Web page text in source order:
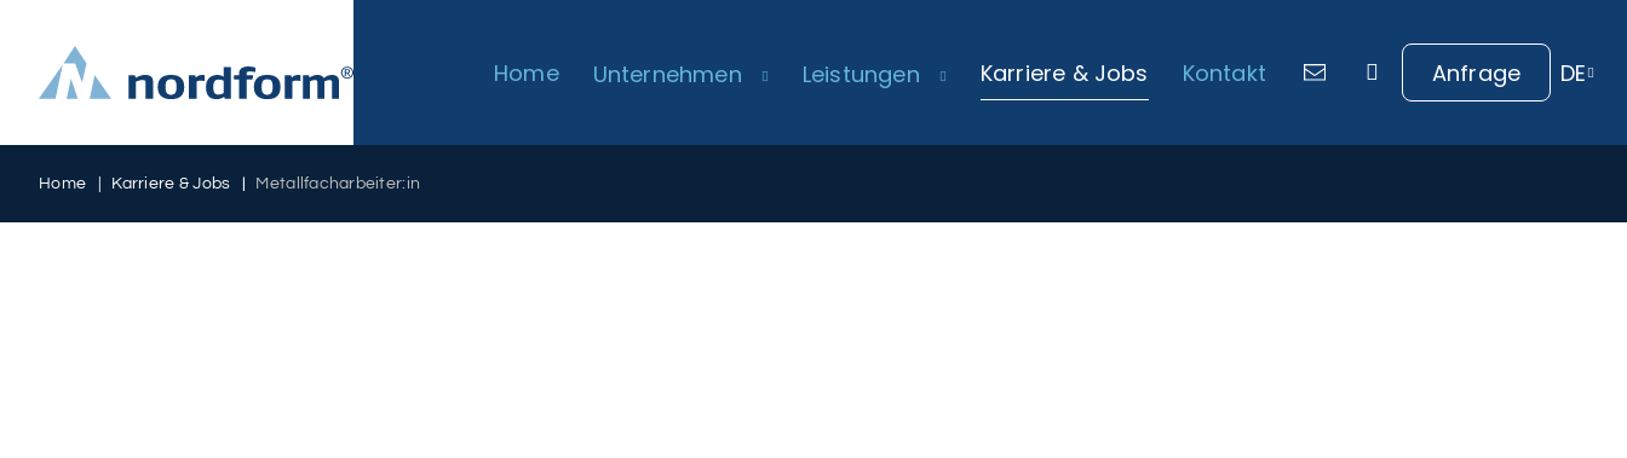
DE 
IT
 Anfrage
Home Unternehmen  Leistungen  Karriere & Jobs Kontakt
Home Karriere & Jobs | Metallfacharbeiter:in